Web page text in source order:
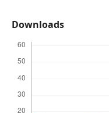
Downloads